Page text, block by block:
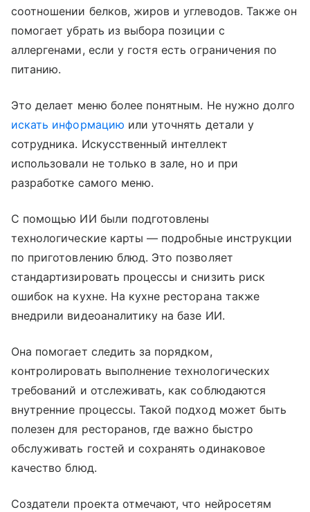
соотношении белков, жиров и углеводов. Также он
помогает убрать из выбора позиции с
аллергенами, если у гостя есть ограничения по
питанию.
Это делает меню более понятным. Не нужно долго
искать информацию или уточнять детали у
сотрудника. Искусственный интеллект
использовали не только в зале, но и при
разработке самого меню.
С помощью ИИ были подготовлены
технологические карты — подробные инструкции
по приготовлению блюд. Это позволяет
стандартизировать процессы и снизить риск
ошибок на кухне. На кухне ресторана также
внедрили видеоаналитику на базе ИИ.
Она помогает следить за порядком,
контролировать выполнение технологических
требований и отслеживать, как соблюдаются
внутренние процессы. Такой подход может быть
полезен для ресторанов, где важно быстро
обслуживать гостей и сохранять одинаковое
качество блюд.
Создатели проекта отмечают, что нейросетям